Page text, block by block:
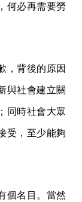
何必再需要勞
，背後的原因
與社會建立關
同時社會大眾
受，至少能夠
個名目。當然